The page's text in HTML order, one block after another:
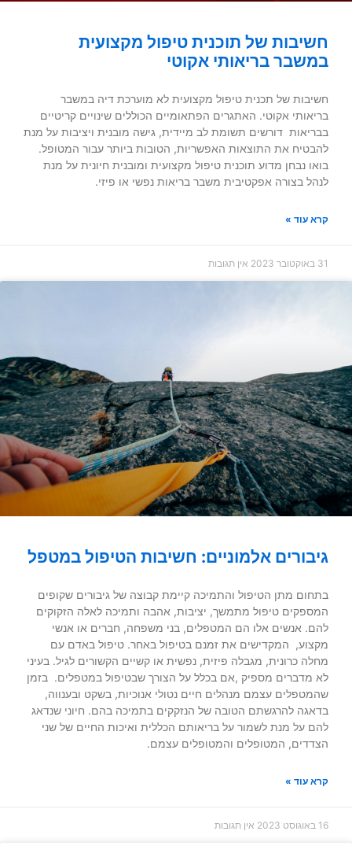
חשיבות של תוכנית טיפול מקצועית
במשבר בריאותי אקוטי
חשיבות של תכנית טיפול מקצועית לא מוערכת דיה במשבר
בריאותי אקוטי. האתגרים הפתאומיים הכוללים שינויים קריטיים
בבריאות דורשים תשומת לב מיידית, גישה מובנית ויציבות על מנת
להבטיח את התוצאות האפשריות, הטובות ביותר עבור המטופל.
בואו נבחן מדוע תוכנית טיפול מקצועית ומובנית חיונית על מנת
לנהל בצורה אפקטיבית משבר בריאות נפשי או פיזי.
קרא עוד »
31 באוקטובר 2023 אין תגובות
גיבורים אלמוניים: חשיבות הטיפול במטפל
בתחום מתן הטיפול והתמיכה קיימת קבוצה של גיבורים שקופים
המספקים טיפול מתמשך, יציבות, אהבה ותמיכה לאלה הזקוקים
להם. אנשים אלו הם המטפלים, בני משפחה, חברים או אנשי
מקצוע, המקדישים את זמנם בטיפול באחר. טיפול באדם עם
מחלה כרונית, מגבלה פיזית, נפשית או קשיים הקשורים לגיל. בעיני
לא מדברים מספיק ,אם בכלל על הצורך שבטיפול במטפלים. בזמן
שהמטפלים עצמם מנהלים חיים נטולי אנוכיות, בשקט ובענווה,
בדאגה להרגשתם הטובה של הנזקקים בתמיכה בהם. חיוני שנדאג
להם על מנת לשמור על בריאותם הכללית ואיכות החיים של שני
הצדדים, המטופלים והמטופלים עצמם.
קרא עוד »
16 באוגוסט 2023 אין תגובות